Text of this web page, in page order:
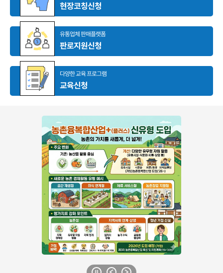
현장코칭신청
유통업체 판매플랫폼
판로지원신청
다양한 교육 프로그램
교육신청